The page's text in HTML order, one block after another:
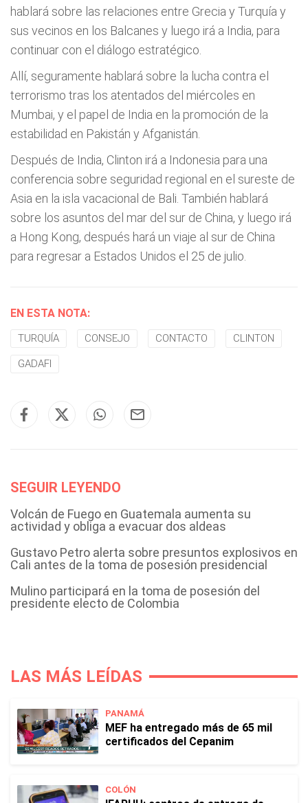
hablará sobre las relaciones entre Grecia y Turquía y
sus vecinos en los Balcanes y luego irá a India, para
continuar con el diálogo estratégico.
Allí, seguramente hablará sobre la lucha contra el
terrorismo tras los atentados del miércoles en
Mumbai, y el papel de India en la promoción de la
estabilidad en Pakistán y Afganistán.
Después de India, Clinton irá a Indonesia para una
conferencia sobre seguridad regional en el sureste de
Asia en la isla vacacional de Bali. También hablará
sobre los asuntos del mar del sur de China, y luego irá
a Hong Kong, después hará un viaje al sur de China
para regresar a Estados Unidos el 25 de julio.
EN ESTA NOTA:
TURQUÍA CONSEJO CONTACTO CLINTON
GADAFI
SEGUIR LEYENDO
Volcán de Fuego en Guatemala aumenta su
actividad y obliga a evacuar dos aldeas
Gustavo Petro alerta sobre presuntos explosivos en
Cali antes de la toma de posesión presidencial
Mulino participará en la toma de posesión del
presidente electo de Colombia
LAS MÁS LEÍDAS
PANAMÁ
MEF ha entregado más de 65 mil
certificados del Cepanim
COLÓN